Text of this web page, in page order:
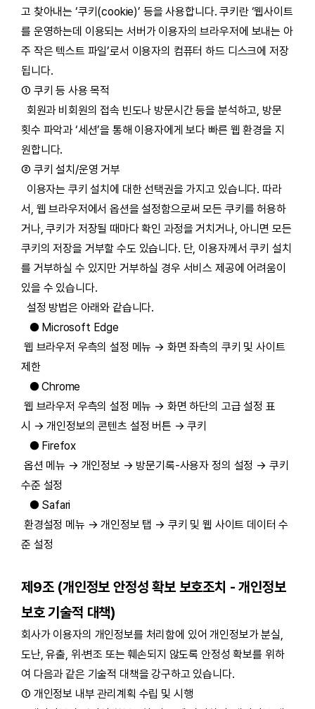
고 찾아내는 ‘쿠키(cookie)’ 등을 사용합니다. 쿠키란 ‘웹사이트
를 운영하는데 이용되는 서버가 이용자의 브라우저에 보내는 아
주 작은 텍스트 파일’로서 이용자의 컴퓨터 하드 디스크에 저장
됩니다.
① 쿠키 등 사용 목적
회원과 비회원의 접속 빈도나 방문시간 등을 분석하고, 방문
횟수 파악과 ‘세션’을 통해 이용자에게 보다 빠른 웹 환경을 지
원합니다.
② 쿠키 설치/운영 거부
이용자는 쿠키 설치에 대한 선택권을 가지고 있습니다. 따라
서, 웹 브라우저에서 옵션을 설정함으로써 모든 쿠키를 허용하
거나, 쿠키가 저장될 때마다 확인 과정을 거치거나, 아니면 모든
쿠키의 저장을 거부할 수도 있습니다. 단, 이용자께서 쿠키 설치
를 거부하실 수 있지만 거부하실 경우 서비스 제공에 어려움이
있을 수 있습니다.
설정 방법은 아래와 같습니다.
● Microsoft Edge
웹 브라우저 우측의 설정 메뉴 → 화면 좌측의 쿠키 및 사이트
제한
● Chrome
웹 브라우저 우측의 설정 메뉴 → 화면 하단의 고급 설정 표
시 → 개인정보의 콘텐츠 설정 버튼 → 쿠키
● Firefox
옵션 메뉴 → 개인정보 → 방문기록-사용자 정의 설정 → 쿠키
수준 설정
● Safari
환경설정 메뉴 → 개인정보 탭 → 쿠키 및 웹 사이트 데이터 수
준 설정
제9조 (개인정보 안정성 확보 보호조치 - 개인정보
보호 기술적 대책)
회사가 이용자의 개인정보를 처리함에 있어 개인정보가 분실,
도난, 유출, 위·변조 또는 훼손되지 않도록 안정성 확보를 위하
여 다음과 같은 기술적 대책을 강구하고 있습니다.
① 개인정보 내부 관리계획 수립 및 시행